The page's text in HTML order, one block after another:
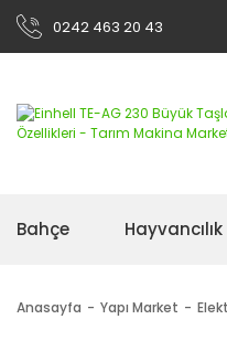
0242 463 20 43
Bahçe
Anasayfa Yapı Market